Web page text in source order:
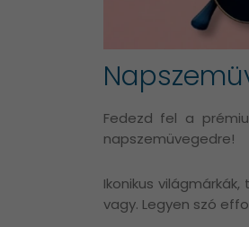
Fedezd fel a
napszemüvegedre!
Ikonikus
vagy. Legyen szó